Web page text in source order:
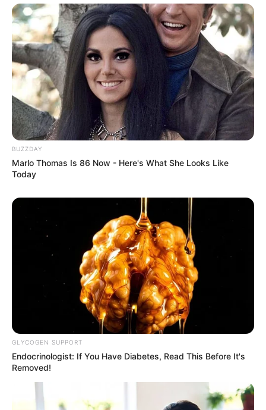
19:30 / 06 Avqust 2026 CƏMİYYƏT
Xanım Sultanova yüksək vəzifəyə təyin
edildi
90 0
19:09 / 06 Avqust 2026
Şəxs məcburi nikahda saxlanıla bilərmi?
Vəkildən AÇIQLAMA
66
BUZZDAY
Marlo Thomas Is 86 Now - Here's What She Looks Like
Today
GLYCOGEN SUPPORT
Endocrinologist: If You Have Diabetes, Read This Before It's
Removed!